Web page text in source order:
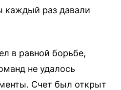
каждый раз давали
в равной борьбе,
не удалось
Счет был открыт